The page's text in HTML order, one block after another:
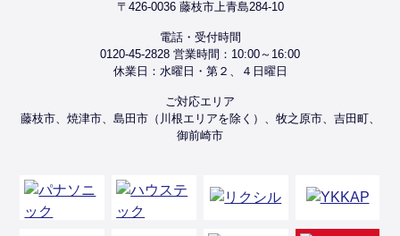
〒426-0036 藤枝市上青島284-10
電話・受付時間
0120-45-2828 営業時間：10:00～16:00
休業日：水曜日・第２、４日曜日
ご対応エリア
藤枝市、焼津市、島田市（川根エリアを除く）、牧之原市、吉田町、
御前崎市